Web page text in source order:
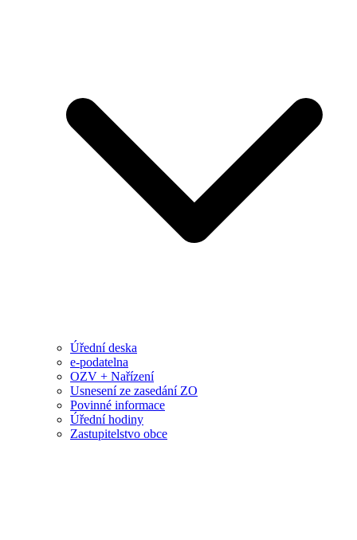
Úřední deska
e-podatelna
OZV + Nařízení
Usnesení ze zasedání ZO
Povinné informace
Úřední hodiny
Zastupitelstvo obce